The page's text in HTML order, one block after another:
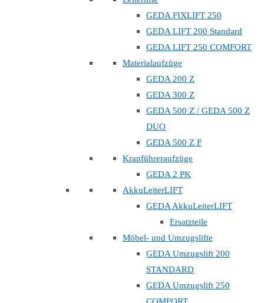
GEDA FIXLIFT 250
GEDA LIFT 200 Standard
GEDA LIFT 250 COMFORT
Materialaufzüge
GEDA 200 Z
GEDA 300 Z
GEDA 500 Z / GEDA 500 Z
DUO
GEDA 500 Z F
Kranführeraufzüge
GEDA 2 PK
AkkuLeiterLIFT
GEDA AkkuLeiterLIFT
Ersatzteile
Möbel- und Umzugslifte
GEDA Umzugslift 200
STANDARD
GEDA Umzugslift 250